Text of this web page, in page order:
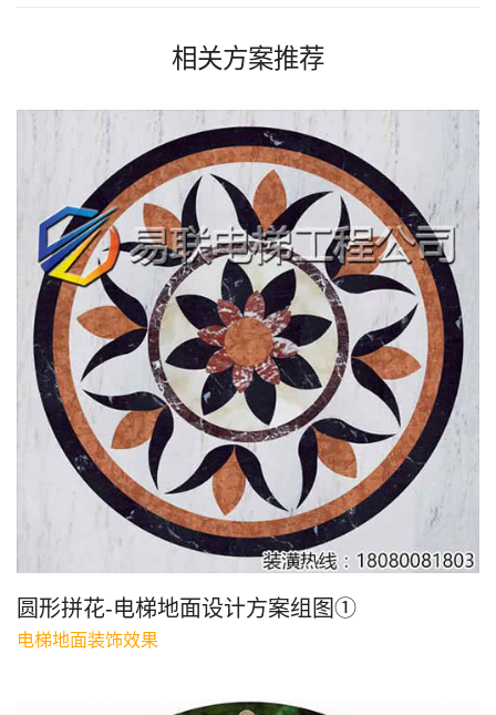
相关方案推荐
圆形拼花-电梯地面设计方案组图①
电梯地面装饰效果